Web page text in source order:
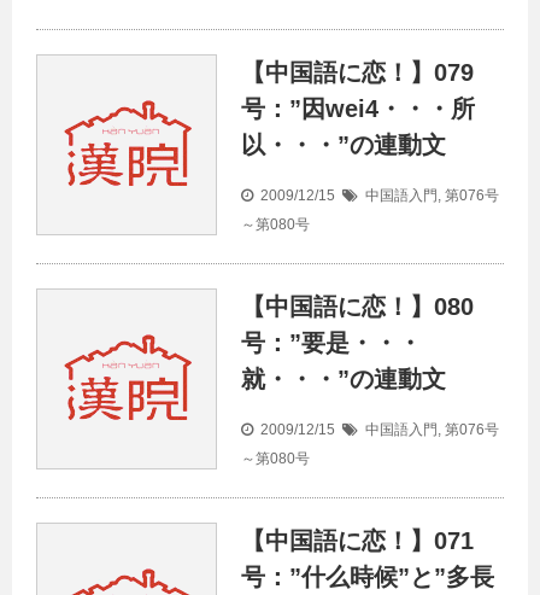
【中国語に恋！】079
号：”因wei4・・・所
以・・・”の連動文
2009/12/15 中国語入門 , 第076号
～第080号
【中国語に恋！】080
号：”要是・・・
就・・・”の連動文
2009/12/15 中国語入門 , 第076号
～第080号
【中国語に恋！】071
号：”什么時候”と”多長